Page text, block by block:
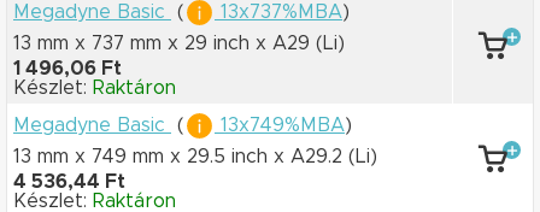
Megadyne Basic
( 13x737%MBA)
13 mm x 737 mm x 29 inch x A29 (Li)
1 496,06 Ft
Készlet: Raktáron
Megadyne Basic
( 13x749%MBA)
13 mm x 749 mm x 29.5 inch x A29.2 (Li)
4 536,44 Ft
Készlet: Raktáron